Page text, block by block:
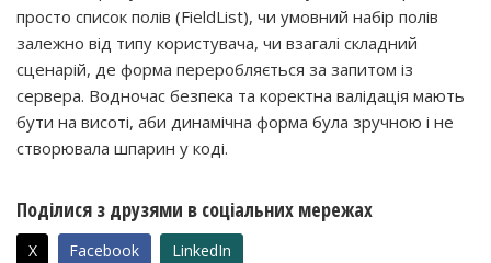
просто список полів (FieldList), чи умовний набір полів
залежно від типу користувача, чи взагалі складний
сценарій, де форма переробляється за запитом із
сервера. Водночас безпека та коректна валідація мають
бути на висоті, аби динамічна форма була зручною і не
створювала шпарин у коді.
Поділися з друзями в соціальних мережах
X Facebook LinkedIn